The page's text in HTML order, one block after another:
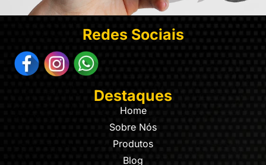
Redes Sociais
Destaques
Home
Sobre Nós
Produtos
Blog